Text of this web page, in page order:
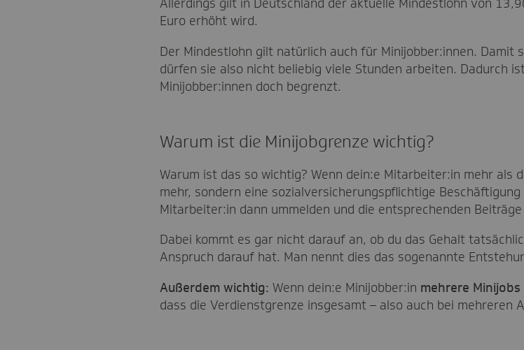
Euro erhöht wird.
Der Mindestlohn gilt natürlich auch für Minijobber:innen. Damit
dürfen sie also nicht beliebig viele Stunden arbeiten. Dadurch
Minijobber:innen doch begrenzt.
Warum ist die Minijobgrenze wichtig?
Warum ist das so wichtig? Wenn dein:e Mitarbeiter:in mehr als
mehr, sondern eine sozialversicherungspflichtige
Mitarbeiter:in dann ummelden und die entsprechenden
Dabei kommt es gar nicht darauf an, ob du das Gehalt
Anspruch darauf hat. Man nennt dies das sogenannte
Außerdem wichtig: Wenn dein:e Minijobber:in mehrere Minijobs
dass die Verdienstgrenze insgesamt – also auch bei